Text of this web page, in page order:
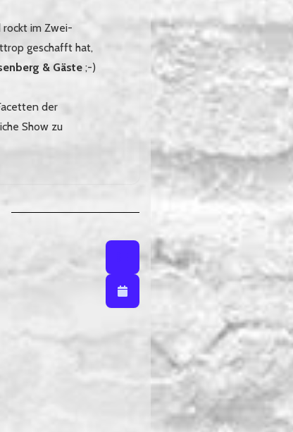
rockt im Zwei-
geschafft hat,
& Gäste ;-)
der
Show zu
Listenansicht /
Listenansicht
Kalenderansicht